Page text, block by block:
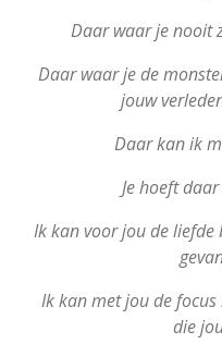
Daar waar je nooit
Daar waar je de
jouw
Daar kan ik
Je hoeft
Ik kan voor jou de liefde
Ik kan met jou de
die